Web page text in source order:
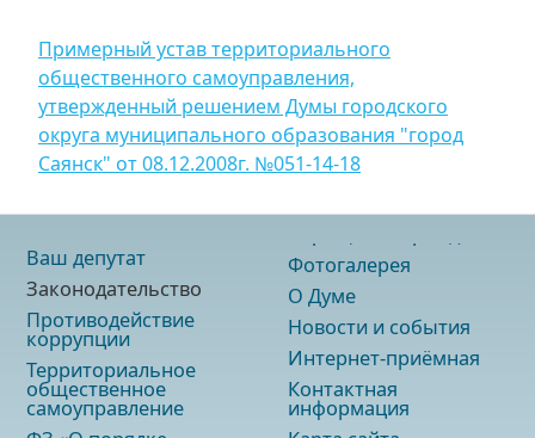
Примерный устав территориального
общественного самоуправления,
утвержденный решением Думы городского
округа муниципального образования "город
Саянск" от 08.12.2008г. №051-14-18
Ваш депутат
Законодательство
Противодействие
коррупции
Территориальное
общественное
самоуправление
Фотогалерея
О Думе
Новости и события
Интернет-приёмная
Контактная
информация